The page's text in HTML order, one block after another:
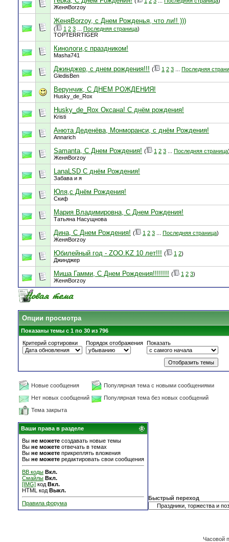
ЖеняBorzoy
ЖеняBorzoy, с Днем Рожденья, что ли!! )))
( 1 2 3 Последняя страница)
TOPTERRTIGER
Кинологи,с праздником!
Masha741
Джинджер, с днем рождения!!! ( 1 2 3
Последняя
GledisBen
Верунчик, С ДНЕМ РОЖДЕНИЯ!
Husky_de_Rox
Husky_de_Rox Оксана! С днём рождения!
Kristi
Анюта Деденёва, Монморанси, с днём Рождения!
Annarich
Samanta, С Днем Рождения! ( 1 2 3 Последняя страница
ЖеняBorzoy
LanaLSD С днём Рождения!
Забава и я
Юля,с Днём Рождения!
Скиф
Мария Владимировна, С Днем Рождения!
Татьяна Насущнова
Дина, С Днем Рождения! ( 1 2 3 Последняя страница)
ЖеняBorzoy
Юбилейный год - ZOO.KZ 10 лет!!! ( 1 2)
Джинджер
Миша Гамми, С Днем Рождения!!!!!!!! ( 1 2 3)
ЖеняBorzoy
Опции просмотра
Показаны темы с 1 по 30 из 796
Критерий сортировки
Порядок отображения Показать
Новые сообщения
Популярная тема с новыми сообщениями
Нет новых сообщений
Популярная тема без новых сообщений
Тема закрыта
Ваши права в разделе
Вы не можете создавать новые темы
Вы не можете отвечать в темах
Вы не можете прикреплять вложения
Вы не можете редактировать свои сообщения
BB коды Вкл.
Смайлы Вкл.
[IMG] код Вкл.
HTML код Выкл.
Правила форума
Быстрый переход
Часовой